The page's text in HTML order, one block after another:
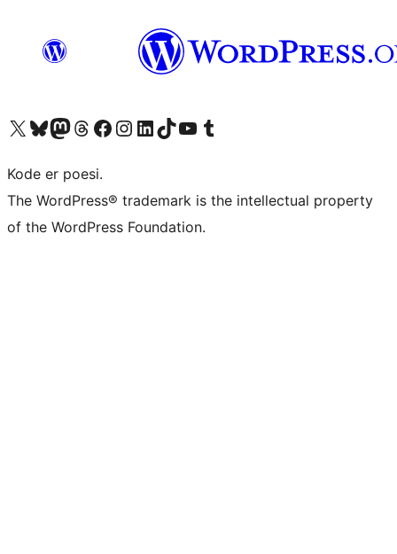
Besøg vores X (tidligere Twitter) konto
Besøg vores Bluesky-konto
Besøg vores Mastodon konto
Besøg vores Threads-konto
Besøg vores Facebook sideBesøg vores Instagram konto
Besøg vores LinkedIn konto
Besøg vores TikTok-konto
Besøg vores YouTube-kanalBesøg vores Tumblr-konto
Kode er poesi.
The WordPress® trademark is the intellectual property
of the WordPress Foundation.